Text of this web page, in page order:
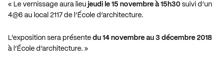
« Le vernissage aura lieu jeudi le 15 novembre à 15h30 suivi d’un
4@6 au local 2117 de l’École d’architecture.
L’exposition sera présente du 14 novembre au 3 décembre 2018
à l’École d’architecture. »